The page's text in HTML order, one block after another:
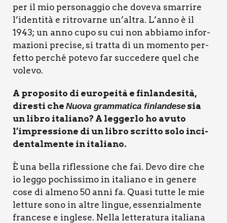
per il mio per­so­nag­gio che dove­va smar­ri­re
l’identità e ritro­var­ne un’altra. L’anno è il
1943; un anno cupo su cui non abbia­mo infor­
ma­zio­ni pre­ci­se, si trat­ta di un momen­to per­
fet­to per­ché pote­vo far suc­ce­de­re quel che
vole­vo.
A pro­po­si­to di euro­pei­tà e fin­lan­de­si­tà,
dire­sti che Nuo­va gram­ma­ti­ca fin­lan­de­se sia
un libro ita­lia­no? A leg­ger­lo ho avu­to
l’impressione di un libro scrit­to solo inci­
den­tal­men­te in ita­lia­no.
È una bel­la rifles­sio­ne che fai. Devo dire che
io leg­go pochis­si­mo in ita­lia­no e in gene­re
cose di alme­no 50 anni fa. Qua­si tut­te le mie
let­tu­re sono in altre lin­gue, essen­zial­men­te
fran­ce­se e ingle­se. Nel­la let­te­ra­tu­ra ita­lia­na